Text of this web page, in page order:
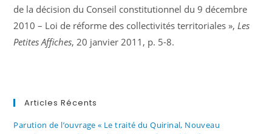
de la décision du Conseil constitutionnel du 9 décembre
2010 – Loi de réforme des collectivités territoriales »,Les
Petites Affiches, 20 janvier 2011, p. 5-8.
Articles Récents
Parution de l’ouvrage « Le traité du Quirinal, Nouveau